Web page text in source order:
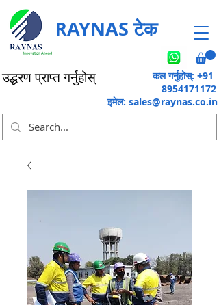
उद्धरण प्राप्त गर्नुहोस्
RAYNAS टेक
कल गर्नुहोस्: +91
8954171172
इमेल: sales@raynas.co.in